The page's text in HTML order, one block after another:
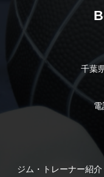
千葉
電
ジム・トレーナー紹介